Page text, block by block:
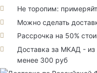
Не торопим:
Можно сделать
Рассрочка на 50%
Доставка за МКАД -
менее 300 руб